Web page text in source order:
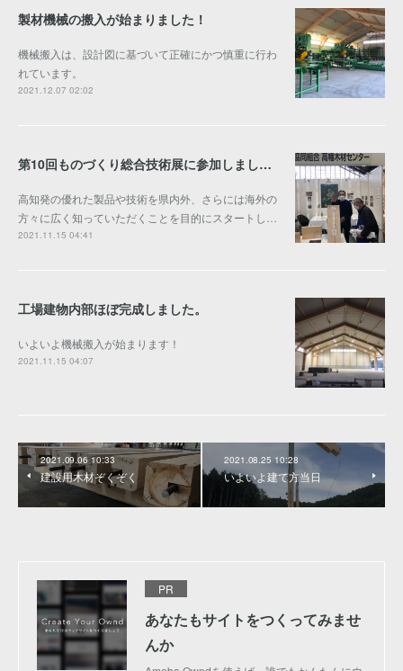
製材機械の搬入が始まりました！
機械搬入は、設計図に基づいて正確にかつ慎重に行わ
れています。
2021.12.07 02:02
第10回ものづくり総合技術展に参加しました。
高知発の優れた製品や技術を県内外、さらには海外の
方々に広く知っていただくことを目的にスタートし…
2021.11.15 04:41
工場建物内部ほぼ完成しました。
いよいよ機械搬入が始まります！
2021.11.15 04:07
2021.09.06 10:33
建設用木材ぞくぞく
2021.08.25 10:28
いよいよ建て方当日
PR
あなたもサイトをつくってみませ
んか